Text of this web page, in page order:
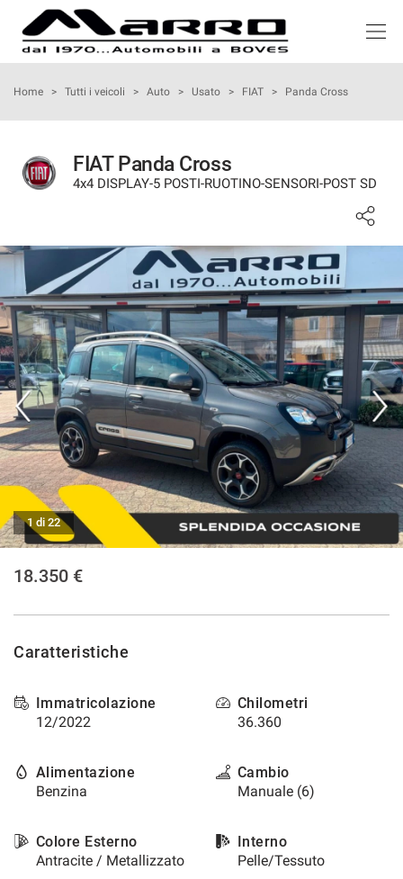
HOME
ACQUISTIAMO USATO
ASSISTENZA
SERVIZI
RECENSIONI
CONTATTI
NEWS
AREA COMMERCIANTI
Home > Tutti i veicoli > Auto > Usato > FIAT > Panda Cross
FIAT Panda Cross
4x4 DISPLAY-5 POSTI-RUOTINO-SENSORI-POST SD
1 di 22
18.350 €
Caratteristiche
Immatricolazione
12/2022
Chilometri
36.360
Alimentazione
Benzina
Cambio
Manuale (6)
Colore Esterno
Antracite / Metallizzato
Interno
Pelle/Tessuto